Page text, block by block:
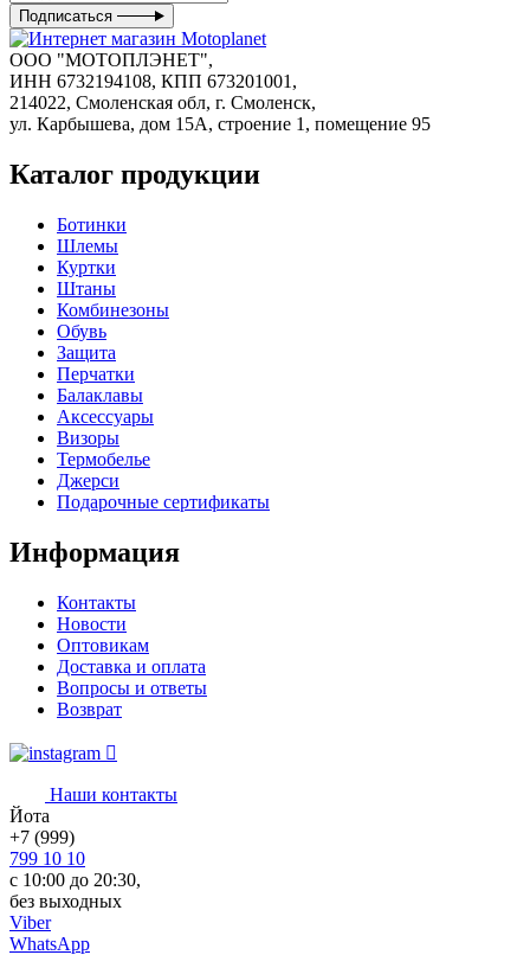
Подписаться
ООО "МОТОПЛЭНЕТ",
ИНН 6732194108, КПП 673201001,
214022, Смоленская обл, г. Смоленск,
ул. Карбышева, дом 15А, строение 1, помещение 95
Каталог продукции
Ботинки
Шлемы
Куртки
Штаны
Комбинезоны
Обувь
Защита
Перчатки
Балаклавы
Аксессуары
Визоры
Термобелье
Джерси
Подарочные сертификаты
Информация
Контакты
Новости
Оптовикам
Доставка и оплата
Вопросы и ответы
Возврат
Наши контакты
Йота
+7 (999)
799 10 10
с 10:00 до 20:30,
без выходных
Viber
WhatsApp